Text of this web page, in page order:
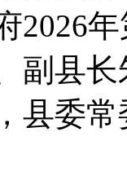
2026
副县
县委